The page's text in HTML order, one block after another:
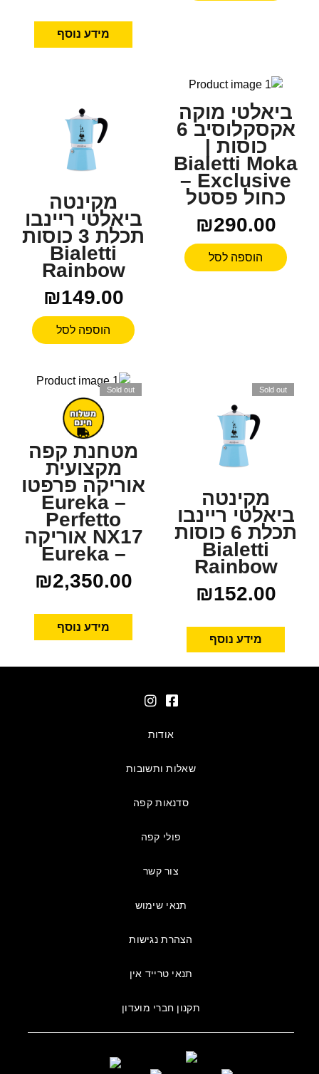
מידע נוסף
ביאלטי מוקה
אקסקלוסיב 6
כוסות |
Bialetti Moka
Exclusive –
כחול פסטל
₪290.00
הוספה לסל
מקינטה
ביאלטי ריינבו
תכלת 3 כוסות
Bialetti
Rainbow
₪149.00
הוספה לסל
Sold out
מקינטה
ביאלטי ריינבו
תכלת 6 כוסות
Bialetti
Rainbow
₪152.00
מידע נוסף
Sold out
מטחנת קפה
מקצועית
אוריקה פרפטו
– Eureka
Perfetto
NX17 אוריקה
– Eureka
₪2,350.00
מידע נוסף
אודות
שאלות ותשובות
סדנאות קפה
פולי קפה
צור קשר
תנאי שימוש
הצהרת נגישות
תנאי טרייד אין
תקנון חברי מועדון